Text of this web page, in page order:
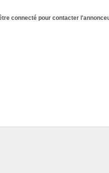
connecté pour contacter